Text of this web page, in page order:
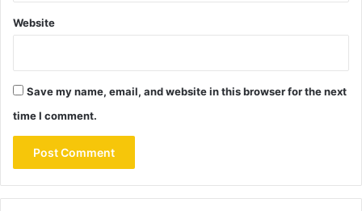
Website
Save my name, email, and website in this browser for the next
time I comment.